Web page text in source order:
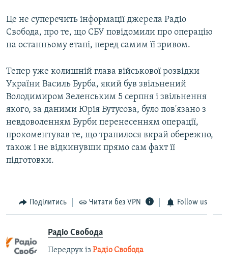
Це не суперечить інформації джерела Радіо
Свобода, про те, що СБУ повідомили про операцію
на останньому етапі, перед самим її зривом.
Тепер уже колишній глава військової розвідки
України Василь Бурба, який був звільнений
Володимиром Зеленським 5 серпня і звільнення
якого, за даними Юрія Бутусова, було пов'язано з
невдоволенням Бурби перенесенням операції,
прокоментував те, що трапилося вкрай обережно,
також і не відкинувши прямо сам факт її
підготовки.
Поділитись Читати без VPN Follow us
Радіо Свобода
Передрук із Радіо Свобода